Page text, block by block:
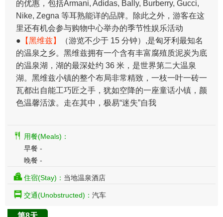
的优惠，包括Armani, Adidas, Bally, Burberry, Gucci,
Nike, Zegna 等耳熟能详的品牌。除此之外，游客在这
里还有机会参与购物中心举办的季节性娱乐活动
● 【黑维兹】
（游览不少于 15 分钟）,是匈牙利最知名
的温泉之乡。黑维兹拥有一个含有丰富腐殖质泥炭为底
的温泉湖，湖的最深处约 36 米，是世界第二大温泉
湖。黑维兹小镇的整个布局非常精致，一枝一叶一砖一
瓦都出自能工巧匠之手，犹如空降的一座童话小镇，颜
色温馨活泼。走在其中，极易“迷失”自我
用餐(Meals)：
早餐 -
晚餐 -
住宿(Stay)： 当地温泉酒店
交通(Unobstructed)： 汽车